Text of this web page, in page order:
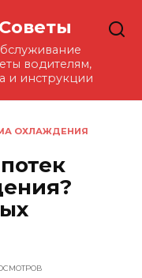
водителям,
и инструкции
ОХЛАЖДЕНИЯ